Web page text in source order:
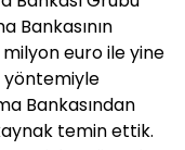
Bankasının
euro ile yine
yöntemiyle
Bankasından
temin ettik.